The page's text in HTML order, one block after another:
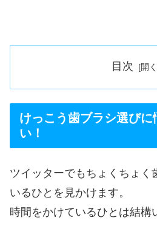
目次
けっこう歯ブラシ選び
い！
ツイッターでもちょくちょく
いるひとを見かけます。
時間をかけているひとは結構